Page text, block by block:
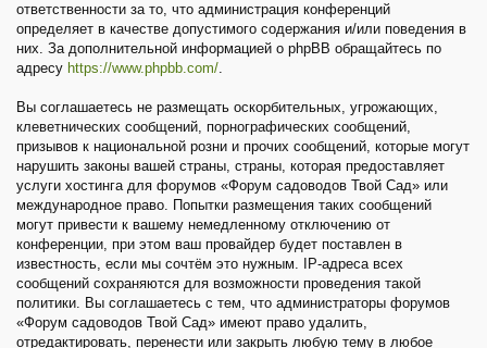
ответственности за то, что администрация конференций
определяет в качестве допустимого содержания и/или поведения в
них. За дополнительной информацией о phpBB обращайтесь по
адресу https://www.phpbb.com/.
Вы соглашаетесь не размещать оскорбительных, угрожающих,
клеветнических сообщений, порнографических сообщений,
призывов к национальной розни и прочих сообщений, которые могут
нарушить законы вашей страны, страны, которая предоставляет
услуги хостинга для форумов «Форум садоводов Твой Сад» или
международное право. Попытки размещения таких сообщений
могут привести к вашему немедленному отключению от
конференции, при этом ваш провайдер будет поставлен в
известность, если мы сочтём это нужным. IP-адреса всех
сообщений сохраняются для возможности проведения такой
политики. Вы соглашаетесь с тем, что администраторы форумов
«Форум садоводов Твой Сад» имеют право удалить,
отредактировать, перенести или закрыть любую тему в любое